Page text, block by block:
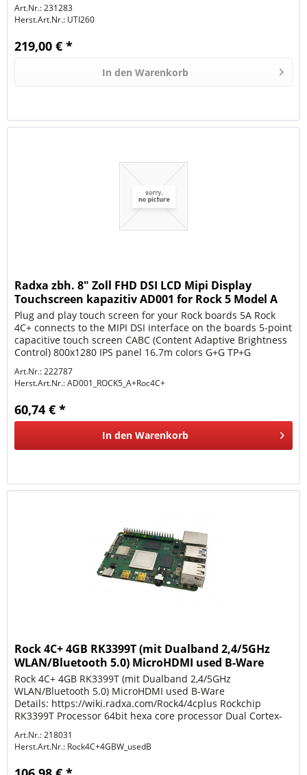
Art.Nr.: 231283
Herst.Art.Nr.: UTI260
219,00 € *
In den Warenkorb
Radxa zbh. 8" Zoll FHD DSI LCD Mipi Display
Touchscreen kapazitiv AD001 for Rock 5 Model A
and Rock
Plug and play touch screen for your Rock boards 5A Rock
4C+ connects to the MIPI DSI interface on the boards 5-point
capacitive touch screen CABC (Content Adaptive Brightness
Control) 800x1280 IPS panel 16.7m colors G+G TP+G
Art.Nr.: 222787
Herst.Art.Nr.:AD001_ROCK5_A+Roc4C+
60,74 € *
In den Warenkorb
Rock 4C+ 4GB RK3399T (mit Dualband 2,4/5GHz
WLAN/Bluetooth 5.0) MicroHDMI used B-Ware
Rock 4C+ 4GB RK3399T (mit Dualband 2,4/5GHz
WLAN/Bluetooth 5.0) MicroHDMI used B-Ware
Details: https://wiki.radxa.com/Rock4/4cplus Rockchip
RK3399T Processor 64bit hexa core processor Dual Cortex-
Art.Nr.: 218031
Herst.Art.Nr.: Rock4C+4GBW_usedB